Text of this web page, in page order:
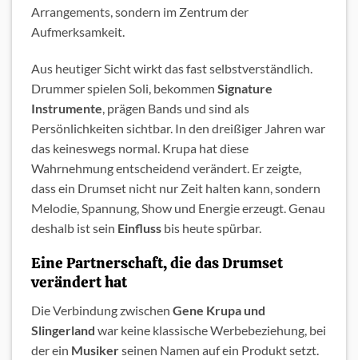
Arrangements, sondern im Zentrum der
Aufmerksamkeit.
Aus heutiger Sicht wirkt das fast selbstverständlich.
Drummer spielen Soli, bekommen Signature
Instrumente , prägen Bands und sind als
Persönlichkeiten sichtbar. In den dreißiger Jahren war
das keineswegs normal. Krupa hat diese
Wahrnehmung entscheidend verändert. Er zeigte,
dass ein Drumset nicht nur Zeit halten kann, sondern
Melodie, Spannung, Show und Energie erzeugt. Genau
deshalb ist sein Einfluss bis heute spürbar.
Eine Partnerschaft, die das Drumset
verändert hat
Die Verbindung zwischen Gene Krupa und
Slingerland war keine klassische Werbebeziehung, bei
der ein Musikerseinen Namen auf ein Produkt setzt.